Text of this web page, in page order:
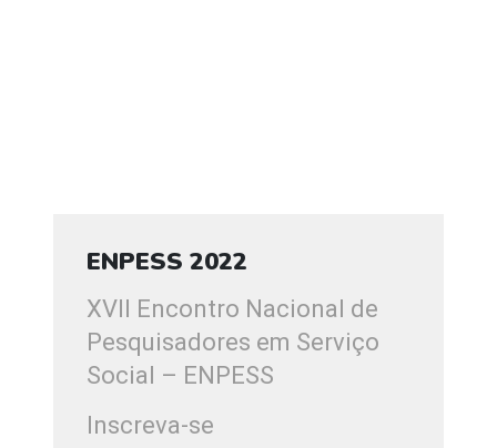
ENPESS 2022
XVII Encontro Nacional de
Pesquisadores em Serviço
Social – ENPESS
Inscreva-se